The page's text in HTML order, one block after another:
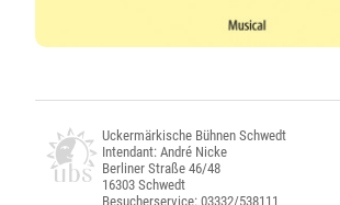
Uckermärkische Bühnen Schwedt
Intendant: André Nicke
Berliner Straße 46/48
16303 Schwedt
Besucherservice: 03332/538111